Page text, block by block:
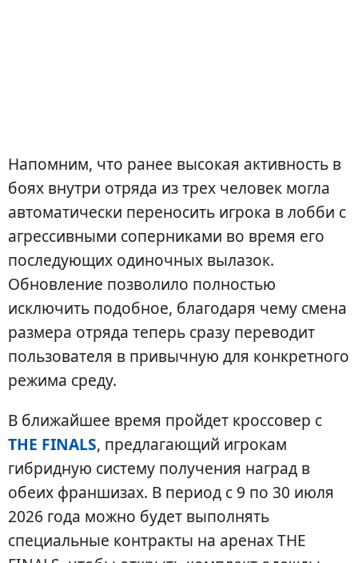
Напомним, что ранее высокая активность в
боях внутри отряда из трех человек могла
автоматически переносить игрока в лобби с
агрессивными соперниками во время его
последующих одиночных вылазок.
Обновление позволило полностью
исключить подобное, благодаря чему смена
размера отряда теперь сразу переводит
пользователя в привычную для конкретного
режима среду.
В ближайшее время пройдет кроссовер с
THE FINALS, предлагающий игрокам
гибридную систему получения наград в
обеих франшизах. В период с 9 по 30 июля
2026 года можно будет выполнять
специальные контракты на аренах THE